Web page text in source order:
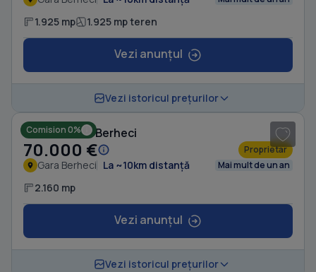
1.925 mp 1.925 mp teren
Vezi anunțul
Vezi istoricul prețurilor
Comision 0%
Casă în Gara Berheci
70.000 € Proprietar
Gara Berheci La ~10km distanță Mai mult de un an
2.160 mp
Vezi anunțul
Vezi istoricul prețurilor